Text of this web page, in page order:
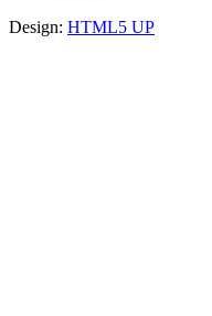
Design: HTML5 UP